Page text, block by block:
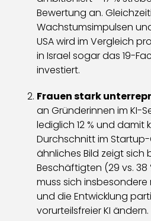
Bewertung an.
Wachstumsimpulsen
USA wird im Vergleich
in Israel sogar das 19-
investiert.
Frauen stark
an Gründerinnen im KI-
lediglich 12 % und damit
Durchschnitt im Startup-
ähnliches Bild zeigt sich
Beschäftigten (29 vs. 38
muss sich insbesondere
und die Entwicklung
vorurteilsfreier KI ändern.